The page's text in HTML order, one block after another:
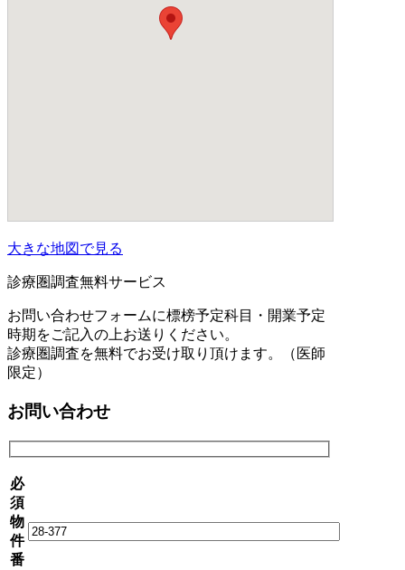
大きな地図で見る
診療圏調査無料サービス
お問い合わせフォームに標榜予定科目・開業予定
時期をご記入の上お送りください。
診療圏調査を無料でお受け取り頂けます。（医師
限定）
お問い合わせ
必
須
物
件
番